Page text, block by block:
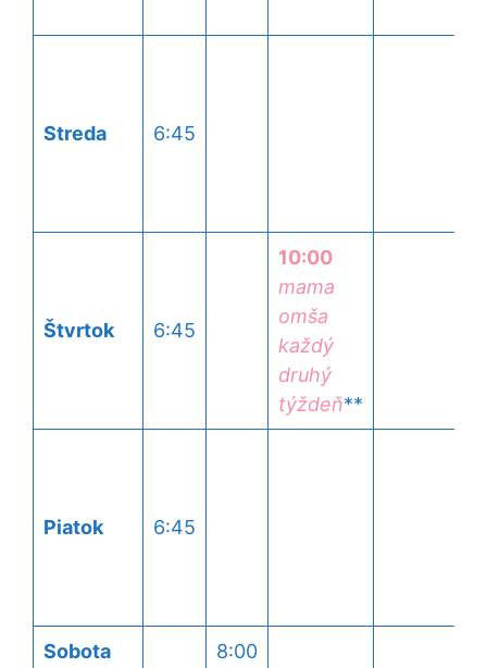
Streda 6:45
Štvrtok 6:45
10:00
mama
omša
každý
druhý
týždeň**
Piatok 6:45
Sobota 8:00